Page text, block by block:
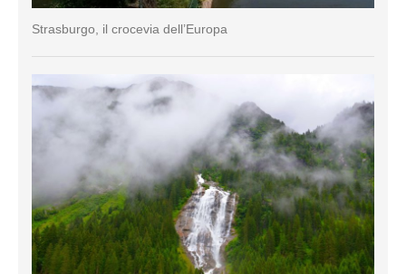
Strasburgo, il crocevia dell’Europa